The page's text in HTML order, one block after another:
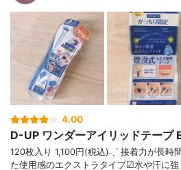
4.00
D-UP ワンダーアイリッドテープ
120枚入り 1,100円(税込)⁡˗ˏˋ 接着力が長時
た使用感のエクストラタイプ☑︎水や汗に